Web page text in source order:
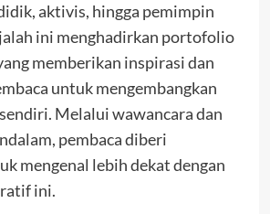
aktivis, hingga pemimpin
ini menghadirkan portofolio
memberikan inspirasi dan
untuk mengembangkan
Melalui wawancara dan
pembaca diberi
mengenal lebih dekat dengan
ini.